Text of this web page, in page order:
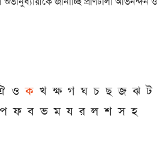
ও ক খ ক্ষ গ ঘ চ ছ জ ঝ ট
প ফ ব ভ ম য র ল শ স হ